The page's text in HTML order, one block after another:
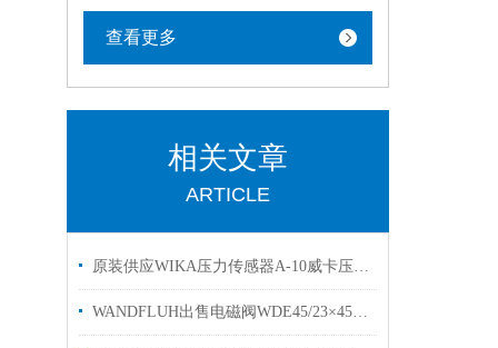
查看更多
相关文章
ARTICLE
原装供应WIKA压力传感器A-10威卡压力变送器现货
WANDFLUH出售电磁阀WDE45/23×45万福乐线圈